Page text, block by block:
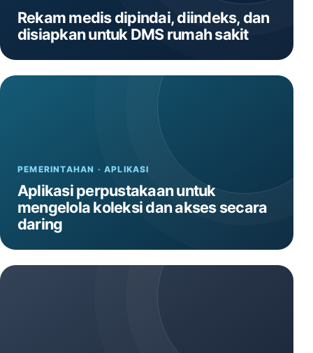
Rekam medis dipindai, diindeks, dan
disiapkan untuk DMS rumah sakit
PEMERINTAHAN · APLIKASI
Aplikasi perpustakaan untuk
mengelola koleksi dan akses secara
daring